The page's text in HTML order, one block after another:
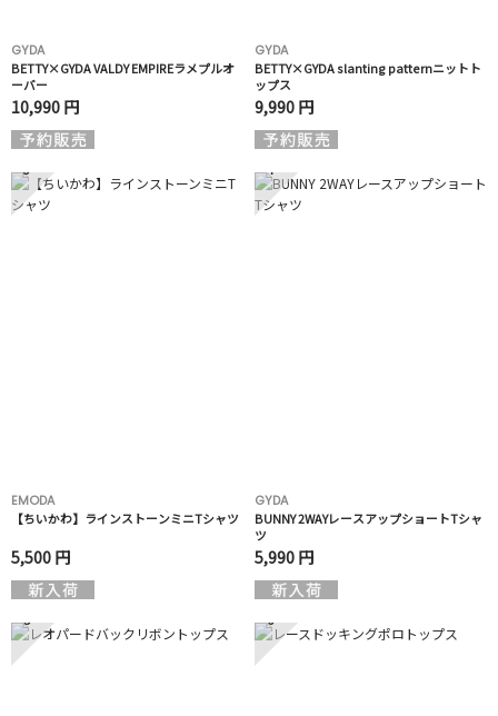
GYDA
BETTY×GYDA VALDY EMPIREラメプルオ
ーバー
10,990 円
GYDA
BETTY×GYDA slanting patternニットト
ップス
9,990 円
3
EMODA
【ちいかわ】ラインストーンミニTシャツ
5,500 円
4
GYDA
BUNNY 2WAYレースアップショートTシャ
ツ
5,990 円
5 6